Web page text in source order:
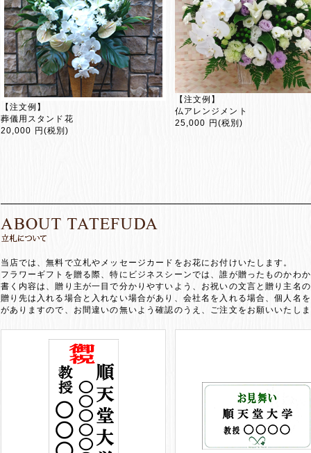
【注文例】
葬儀用スタンド花
20,000 円(税別)
【注文例】
仏アレンジメント
25,000 円(税別)
当店では、無料で立札やメッセージカードをお花にお付けいたします。
フラワーギフトを贈る際、特にビジネスシーンでは、誰が贈ったものかわ
書く内容は、贈り主が一目で分かりやすいよう、お祝いの文言と贈り主名
贈り先は入れる場合と入れない場合があり、会社名を入れる場合、個人名
がありますので、お間違いの無いよう確認のうえ、ご注文をお願いいたし